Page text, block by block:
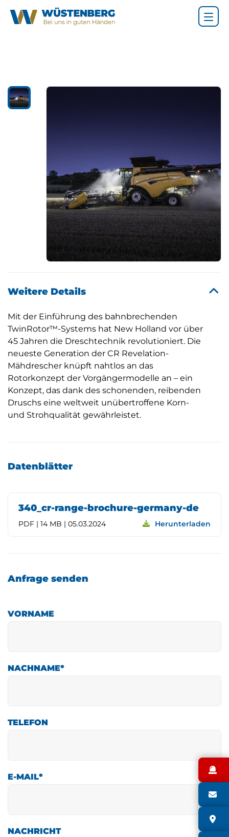
Weitere Details
Mit der Einführung des bahnbrechenden
TwinRotor™-Systems hat New Holland vor über
45 Jahren die Dreschtechnik revolutioniert. Die
neueste Generation der CR Revelation-
Mähdrescher knüpft nahtlos an das
Rotorkonzept der Vorgängermodelle an – ein
Konzept, das dank des schonenden, reibenden
Druschs eine weltweit unübertroffene Korn-
und Strohqualität gewährleistet.
Datenblätter
340_cr-range-brochure-germany-de
PDF | 14 MB | 05.03.2024 Herunterladen
Anfrage senden
VORNAME
NACHNAME*
TELEFON
E-MAIL*
NACHRICHT